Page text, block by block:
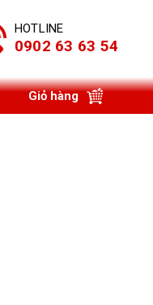
HOTLINE
0902 63 63 54
Giỏ hàng